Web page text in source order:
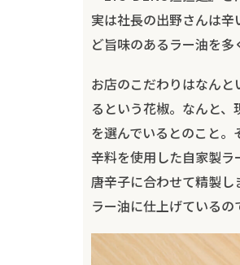
実は社長の出野さんは
ど旨味のあるラー油を
お店のこだわりはなん
るという花椒。なんと
を選んでいるとのこと
辛料を使用した自家製
唐辛子に合わせて精製し
ラー油に仕上げているの